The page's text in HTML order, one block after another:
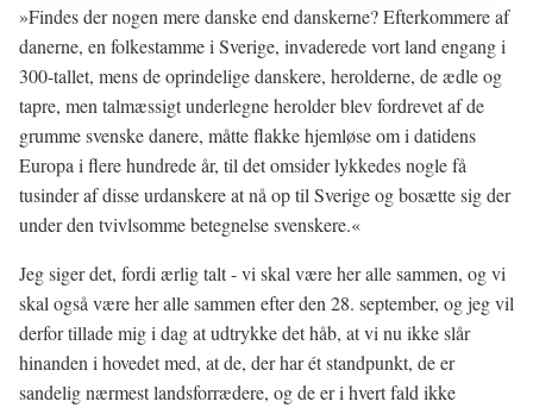
»Findes der nogen mere danske end danskerne? Efterkommere af
danerne, en folkestamme i Sverige, invaderede vort land engang i
300-tallet, mens de oprindelige danskere, herolderne, de ædle og
tapre, men talmæssigt underlegne herolder blev fordrevet af de
grumme svenske danere, måtte flakke hjemløse om i datidens
Europa i flere hundrede år, til det omsider lykkedes nogle få
tusinder af disse urdanskere at nå op til Sverige og bosætte sig der
under den tvivlsomme betegnelse svenskere.«
Jeg siger det, fordi ærlig talt - vi skal være her alle sammen, og vi
skal også være her alle sammen efter den 28. september, og jeg vil
derfor tillade mig i dag at udtrykke det håb, at vi nu ikke slår
hinanden i hovedet med, at de, der har ét standpunkt, de er
sandelig nærmest landsforrædere, og de er i hvert fald ikke